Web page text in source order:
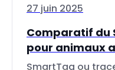
27 juin 2025
Comparatif du
pour animaux
SmartTag ou